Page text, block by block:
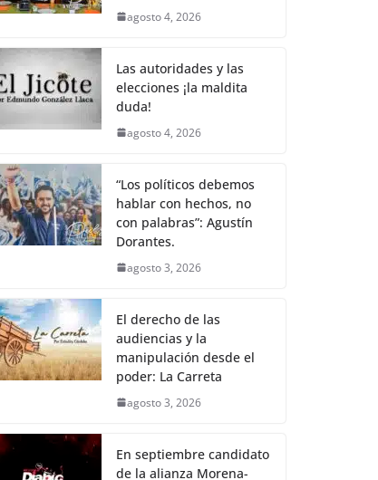
agosto 4, 2026
Las autoridades y las
elecciones ¡la maldita
duda!
agosto 4, 2026
“Los políticos debemos
hablar con hechos, no
con palabras”: Agustín
Dorantes.
agosto 3, 2026
El derecho de las
audiencias y la
manipulación desde el
poder: La Carreta
agosto 3, 2026
En septiembre candidato
de la alianza Morena-